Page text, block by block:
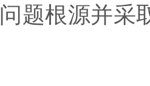
问题根源并采